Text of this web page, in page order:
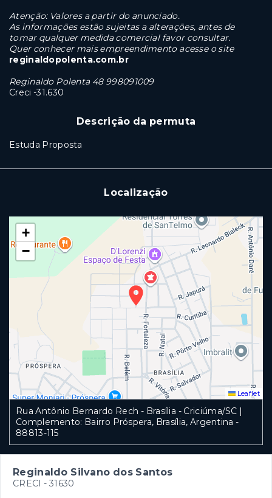
Atenção: Valores a partir do anunciado.
As informações estão sujeitas a alterações, antes de
tomar qualquer medida comercial favor consultar.
Quer conhecer mais empreendimento acesse o site
reginaldopolenta.com.br
Reginaldo Polenta 48 998091009
Creci -31.630
Descrição da permuta
Estuda Proposta
Localização
+
−
Leaflet
Rua Antônio Bernardo Rech - Brasília - Criciúma/SC |
Complemento: Bairro Próspera, Brasília, Argentina -
88813-115
Reginaldo Silvano dos Santos
CRECI - 31630